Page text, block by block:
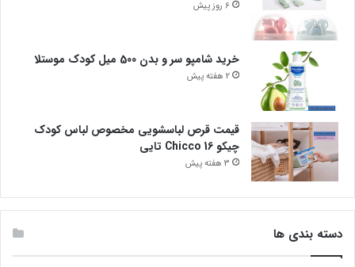
6 روز پیش
خرید شامپو سر و بدن 500 میل کودک موستلا
2 هفته پیش
قیمت قرص لباسشویی مخصوص لباس کودک
چیکو Chicco 16 تایی
3 هفته پیش
دسته بندی ها